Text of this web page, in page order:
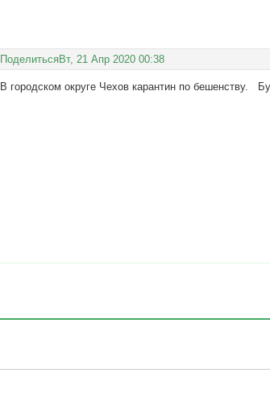
ПоделитьсяВт, 21 Апр 2020 00:38
В городском округе Чехов карантин по бешенству.